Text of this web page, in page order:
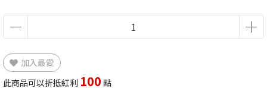
加入最愛
此商品可以折抵紅利 100 點